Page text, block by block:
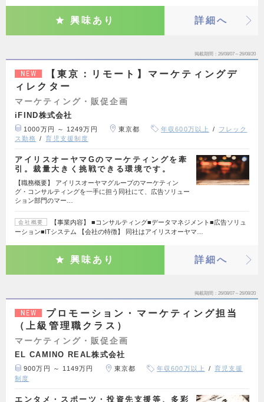
興味あり 詳細へ
掲載期間 26/08/07～26/08/20
NEW
【東京：リモート】マーケティングデ
ィレクター
マーケティング・販促企画
iFIND株式会社
1000万円 ～ 1249万円 東京都 年収600万以上
フレック
ス勤務
育児支援制度
アイリスオーヤマGのマーケティングを牽
引。裁量大きく挑戦できる環境です。
【職務概要】 アイリスオーヤマグループのマーケティン
グ・コンサルティングを一手に担う同社にて、広告ソリュー
ション部門のマー…
会社概要
【事業内容】 ■コンサルティング■データマネジメント■広告ソリュ
ーション■ITシステム 【会社の特徴】 同社はアイリスオーヤマ…
興味あり 詳細へ
掲載期間 26/08/07～26/08/20
NEW
プロモーション・マーケティング担当
（上級管理職クラス）
マーケティング・販促企画
EL CAMINO REAL株式会社
900万円 ～ 1149万円 東京都 年収600万以上
育児支援
制度
エンタメ・スポーツ・投資先支援等、多彩